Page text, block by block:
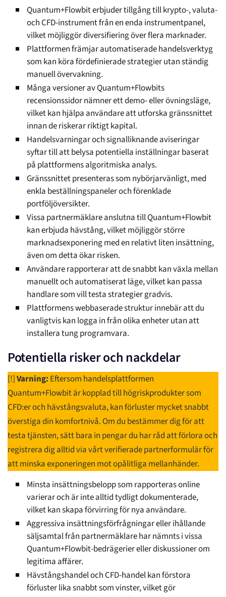
Quantum+Flowbit erbjuder tillgång till krypto-, valuta-
och CFD-instrument från en enda instrumentpanel,
vilket möjliggör diversifiering över flera marknader.
Plattformen främjar automatiserade handelsverktyg
som kan köra fördefinierade strategier utan ständig
manuell övervakning.
Många versioner av Quantum+Flowbits
recensionssidor nämner ett demo- eller övningsläge,
vilket kan hjälpa användare att utforska gränssnittet
innan de riskerar riktigt kapital.
Handelsvarningar och signalliknande aviseringar
syftar till att belysa potentiella inställningar baserat
på plattformens algoritmiska analys.
Gränssnittet presenteras som nybörjarvänligt, med
enkla beställningspaneler och förenklade
portföljöversikter.
Vissa partnermäklare anslutna till Quantum+Flowbit
kan erbjuda hävstång, vilket möjliggör större
marknadsexponering med en relativt liten insättning,
även om detta ökar risken.
Användare rapporterar att de snabbt kan växla mellan
manuellt och automatiserat läge, vilket kan passa
handlare som vill testa strategier gradvis.
Plattformens webbaserade struktur innebär att du
vanligtvis kan logga in från olika enheter utan att
installera tung programvara.
Potentiella risker och nackdelar
[!]Varning: Eftersom handelsplattformen
Quantum+Flowbit är kopplad till högriskprodukter som
CFD:er och hävstångsvaluta, kan förluster mycket snabbt
överstiga din komfortnivå. Om du bestämmer dig för att
testa tjänsten, sätt bara in pengar du har råd att förlora och
registrera dig alltid via vårt verifierade partnerformulär för
att minska exponeringen mot opålitliga mellanhänder.
Minsta insättningsbelopp som rapporteras online
varierar och är inte alltid tydligt dokumenterade,
vilket kan skapa förvirring för nya användare.
Aggressiva insättningsförfrågningar eller ihållande
säljsamtal från partnermäklare har nämnts i vissa
Quantum+Flowbit-bedrägerier eller diskussioner om
legitima affärer.
Hävstångshandel och CFD-handel kan förstora
förluster lika snabbt som vinster, vilket gör